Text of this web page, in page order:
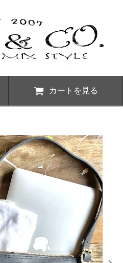
カートを見る